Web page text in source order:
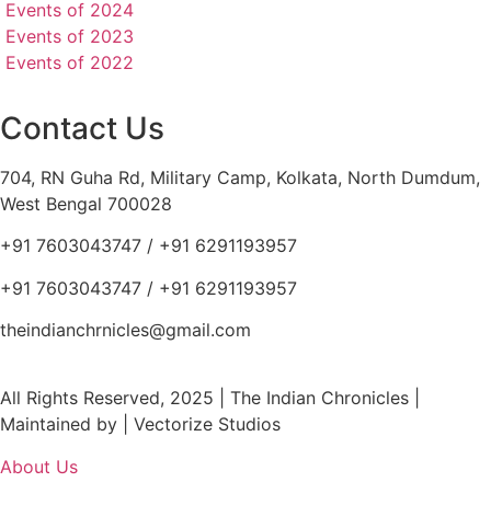
Events of 2024
Events of 2023
Events of 2022
Contact Us
704, RN Guha Rd, Military Camp, Kolkata, North Dumdum,
West Bengal 700028
+91 7603043747 / +91 6291193957
+91 7603043747 / +91 6291193957
theindianchrnicles@gmail.com
All Rights Reserved, 2025 | The Indian Chronicles |
Maintained by | Vectorize Studios
About Us